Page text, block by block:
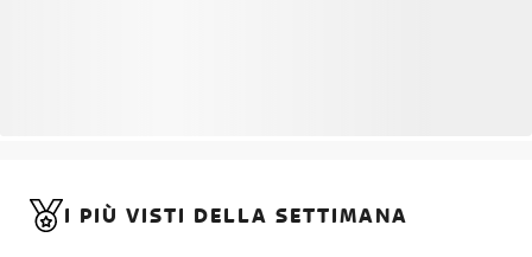
I PIÙ VISTI DELLA SETTIMANA